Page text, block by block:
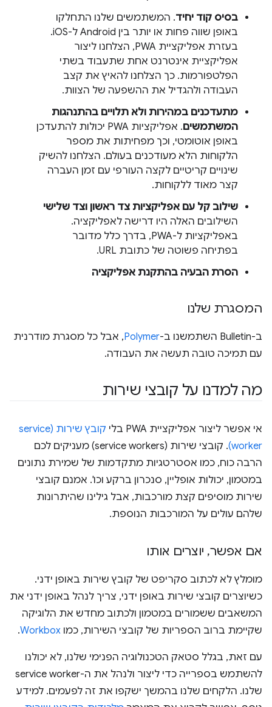
בסיס קוד יחיד. המשתמשים שלנו התחלקו
באופן שווה פחות או יותר בין Android ל-iOS.
בעזרת אפליקציית PWA, הצלחנו ליצור
אפליקציית אינטרנט אחת שתעבוד בשתי
הפלטפורמות. כך הצלחנו להאיץ את קצב
העבודה ולהגדיל את ההשפעה של הצוות.
מתעדכנים במהירות ולא תלויים בהתנהגות
המשתמשים
. אפליקציות PWA יכולות להתעדכן
באופן אוטומטי, וכך מפחיתות את מספר
הלקוחות הלא מעודכנים בעולם. הצלחנו להשיק
שינויים קריטיים לקצה העורפי עם זמן העברה
קצר מאוד ללקוחות.
שילוב קל עם אפליקציות צד ראשון וצד שלישי
השילובים האלה היו דרישה לאפליקציה.
באפליקציות ל-PWA, בדרך כלל מדובר
בפתיחה פשוטה של כתובת URL.
הסרת הבעיה בהתקנת אפליקציה
המסגרת שלנו
ב-Bulletin השתמשנו ב- Polymer, אבל כל מסגרת מודרנית
עם תמיכה טובה תעשה את העבודה.
מה למדנו על קובצי שירות
אי אפשר ליצור אפליקציית PWA בלי
קובץ שירות (service
worker)
. קובצי שירות (service workers) מעניקים לכם
הרבה כוח, כמו אסטרטגיות מתקדמות של שמירת נתונים
במטמון, יכולות אופליין, סנכרון ברקע וכו'. אמנם קובצי
שירות מוסיפים קצת מורכבות, אבל גילינו שהיתרונות
שלהם עולים על המורכבות הנוספת.
אם אפשר, יוצרים אותו
מומלץ לא לכתוב סקריפט של קובץ שירות באופן ידני.
כשיוצרים קובצי שירות באופן ידני, צריך לנהל באופן ידני את
המשאבים ששמורים במטמון ולכתוב מחדש את הלוגיקה
שקיימת ברוב הספריות של קובצי השירות, כמו Workbox
.
עם זאת, בגלל סטאק הטכנולוגיה הפנימי שלנו, לא יכולנו
להשתמש בספרייה כדי ליצור ולנהל את ה-service worker
שלנו. הלקחים שלנו בהמשך ישקפו את זה לפעמים. למידע